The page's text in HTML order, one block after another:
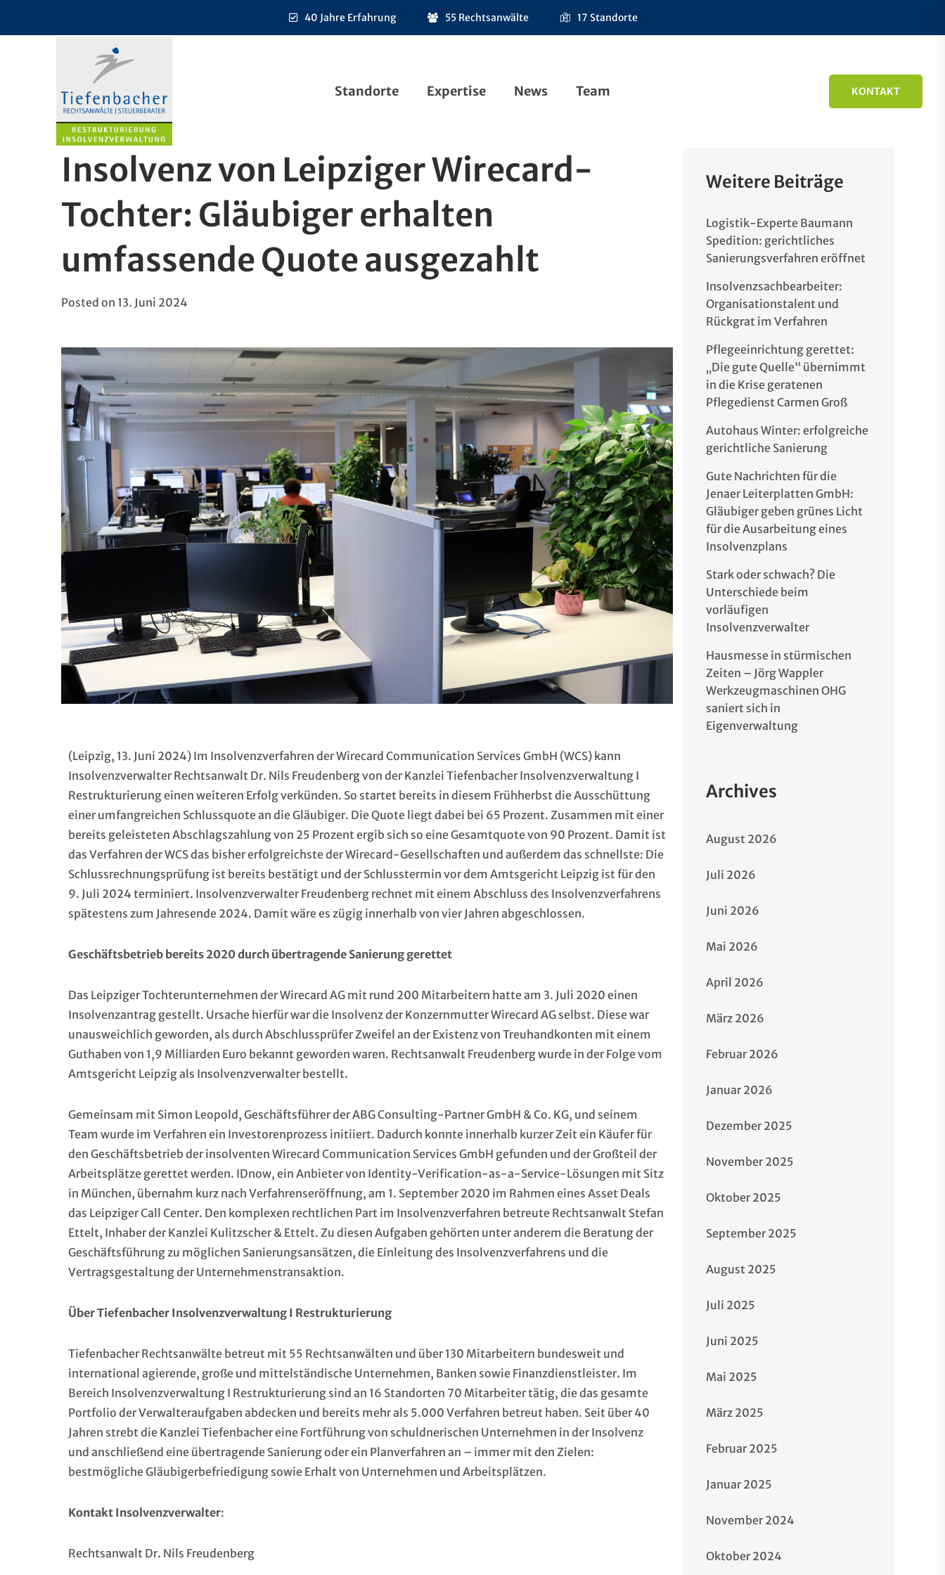
40 Jahre Erfahrung 55 Rechtsanwälte 17 Standorte
Standorte Expertise News Team KONTAKT
Insolvenz von Leipziger Wirecard-
Tochter: Gläubiger erhalten
umfassende Quote ausgezahlt
Posted on 13. Juni 2024
(Leipzig, 13. Juni 2024) Im Insolvenzverfahren der Wirecard Communication Services GmbH (WCS) kann
Insolvenzverwalter Rechtsanwalt Dr. Nils Freudenberg von der Kanzlei Tiefenbacher Insolvenzverwaltung I
Restrukturierung einen weiteren Erfolg verkünden. So startet bereits in diesem Frühherbst die Ausschüttung
einer umfangreichen Schlussquote an die Gläubiger. Die Quote liegt dabei bei 65 Prozent. Zusammen mit einer
bereits geleisteten Abschlagszahlung von 25 Prozent ergib sich so eine Gesamtquote von 90 Prozent. Damit ist
das Verfahren der WCS das bisher erfolgreichste der Wirecard-Gesellschaften und außerdem das schnellste: Die
Schlussrechnungsprüfung ist bereits bestätigt und der Schlusstermin vor dem Amtsgericht Leipzig ist für den
9. Juli 2024 terminiert. Insolvenzverwalter Freudenberg rechnet mit einem Abschluss des Insolvenzverfahrens
spätestens zum Jahresende 2024. Damit wäre es zügig innerhalb von vier Jahren abgeschlossen.
Geschäftsbetrieb bereits 2020 durch übertragende Sanierung gerettet
Das Leipziger Tochterunternehmen der Wirecard AG mit rund 200 Mitarbeitern hatte am 3. Juli 2020 einen
Insolvenzantrag gestellt. Ursache hierfür war die Insolvenz der Konzernmutter Wirecard AG selbst. Diese war
unausweichlich geworden, als durch Abschlussprüfer Zweifel an der Existenz von Treuhandkonten mit einem
Guthaben von 1,9 Milliarden Euro bekannt geworden waren. Rechtsanwalt Freudenberg wurde in der Folge vom
Amtsgericht Leipzig als Insolvenzverwalter bestellt.
Gemeinsam mit Simon Leopold, Geschäftsführer der ABG Consulting-Partner GmbH & Co. KG, und seinem
Team wurde im Verfahren ein Investorenprozess initiiert. Dadurch konnte innerhalb kurzer Zeit ein Käufer für
den Geschäftsbetrieb der insolventen Wirecard Communication Services GmbH gefunden und der Großteil der
Arbeitsplätze gerettet werden. IDnow, ein Anbieter von Identity-Verification-as-a-Service-Lösungen mit Sitz
in München, übernahm kurz nach Verfahrenseröffnung, am 1. September 2020 im Rahmen eines Asset Deals
das Leipziger Call Center. Den komplexen rechtlichen Part im Insolvenzverfahren betreute Rechtsanwalt Stefan
Ettelt, Inhaber der Kanzlei Kulitzscher & Ettelt. Zu diesen Aufgaben gehörten unter anderem die Beratung der
Geschäftsführung zu möglichen Sanierungsansätzen, die Einleitung des Insolvenzverfahrens und die
Vertragsgestaltung der Unternehmenstransaktion.
Über Tiefenbacher Insolvenzverwaltung I Restrukturierung
Tiefenbacher Rechtsanwälte betreut mit 55 Rechtsanwälten und über 130 Mitarbeitern bundesweit und
international agierende, große und mittelständische Unternehmen, Banken sowie Finanzdienstleister. Im
Bereich Insolvenzverwaltung I Restrukturierung sind an 16 Standorten 70 Mitarbeiter tätig, die das gesamte
Portfolio der Verwalteraufgaben abdecken und bereits mehr als 5.000 Verfahren betreut haben. Seit über 40
Jahren strebt die Kanzlei Tiefenbacher eine Fortführung von schuldnerischen Unternehmen in der Insolvenz
und anschließend eine übertragende Sanierung oder ein Planverfahren an – immer mit den Zielen:
bestmögliche Gläubigerbefriedigung sowie Erhalt von Unternehmen und Arbeitsplätzen.
Kontakt Insolvenzverwalter:
Rechtsanwalt Dr. Nils Freudenberg
Weitere Beiträge
Logistik-Experte Baumann
Spedition: gerichtliches
Sanierungsverfahren eröffnet
Insolvenzsachbearbeiter:
Organisationstalent und
Rückgrat im Verfahren
Pflegeeinrichtung gerettet:
„Die gute Quelle“ übernimmt
in die Krise geratenen
Pflegedienst Carmen Groß
Autohaus Winter: erfolgreiche
gerichtliche Sanierung
Gute Nachrichten für die
Jenaer Leiterplatten GmbH:
Gläubiger geben grünes Licht
für die Ausarbeitung eines
Insolvenzplans
Stark oder schwach? Die
Unterschiede beim
vorläufigen
Insolvenzverwalter
Hausmesse in stürmischen
Zeiten – Jörg Wappler
Werkzeugmaschinen OHG
saniert sich in
Eigenverwaltung
Archives
August 2026
Juli 2026
Juni 2026
Mai 2026
April 2026
März 2026
Februar 2026
Januar 2026
Dezember 2025
November 2025
Oktober 2025
September 2025
August 2025
Juli 2025
Juni 2025
Mai 2025
März 2025
Februar 2025
Januar 2025
November 2024
Oktober 2024